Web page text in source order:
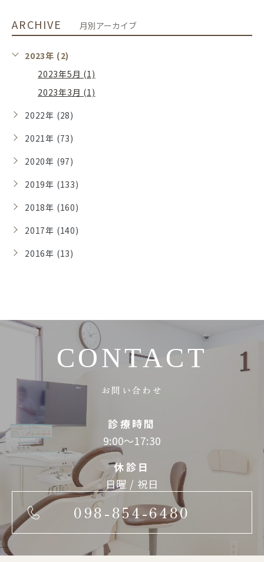
ARCHIVE 月別アーカイブ
2023年 (2)
2023年5月 (1)
2023年3月 (1)
2022年 (28)
2021年 (73)
2020年 (97)
2019年 (133)
2018年 (160)
2017年 (140)
2016年 (13)
CONTACT
お問い合わせ
診療時間
9:00～17:30
休診日
日曜 / 祝日
098-854-6480